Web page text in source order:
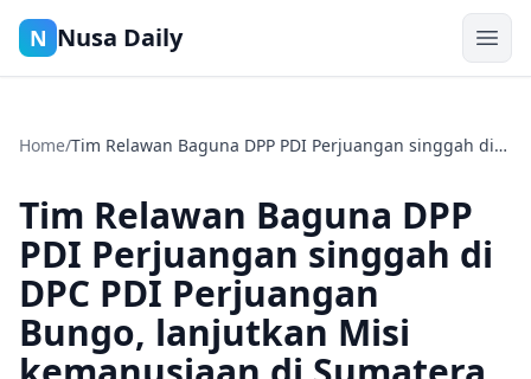
N Nusa Daily
Home/Tim Relawan Baguna DPP PDI Perjuangan singgah di
Tim Relawan Baguna DPP
PDI Perjuangan singgah di
DPC PDI Perjuangan
Bungo, lanjutkan Misi